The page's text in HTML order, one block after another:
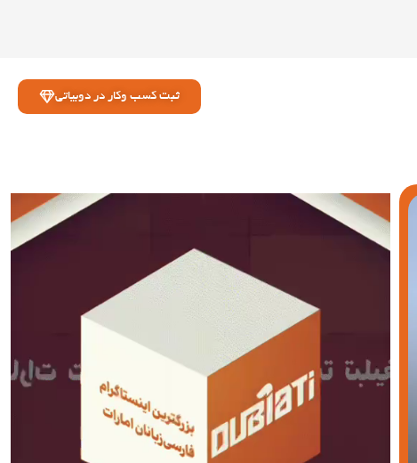
ثبت کسب وکار در دوبیاتی